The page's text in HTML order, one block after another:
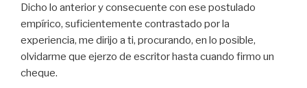
Dicho lo anterior y consecuente con ese postulado
empírico, suficientemente contrastado por la
experiencia, me dirijo a ti, procurando, en lo posible,
olvidarme que ejerzo de escritor hasta cuando firmo un
cheque.